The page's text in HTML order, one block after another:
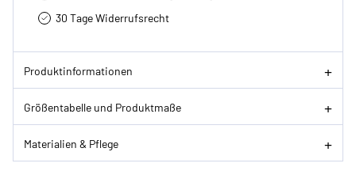
30 Tage Widerrufsrecht
Produktinformationen
Größentabelle und Produktmaße
Materialien & Pflege